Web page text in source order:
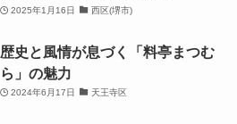
2025年1月16日 西区(堺市)
歴史と風情が息づく「料亭まつむ
ら」の魅力
2024年6月17日 天王寺区